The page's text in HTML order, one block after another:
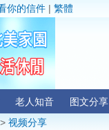
你的信件 | 繁體
老人知音 图文分享
视频分享